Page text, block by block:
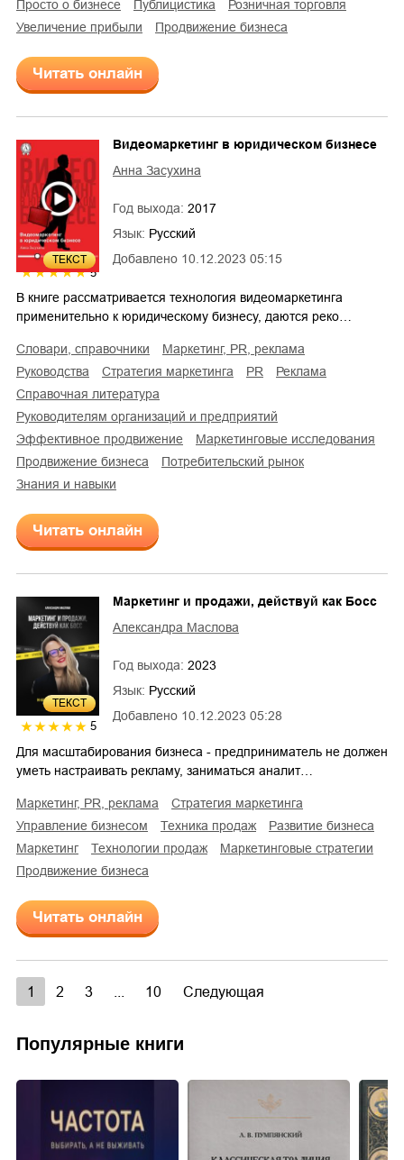
просто о бизнесе
публицистика
розничная торговля
увеличение прибыли
продвижение бизнеса
Читать онлайн
ТЕКСТ
5
Добавлено 10.12.2023 05:15
Видеомаркетинг в юридическом бизнесе
Анна Засухина
Год выхода: 2017
Язык: Русский
В книге рассматривается технология видеомаркетинга
применительно к юридическому бизнесу, даются реко…
словари, справочники
маркетинг, PR, реклама
руководства
стратегия маркетинга PR
реклама
справочная литература
руководителям организаций и предприятий
эффективное продвижение
маркетинговые исследования
продвижение бизнеса
потребительский рынок
знания и навыки
Читать онлайн
ТЕКСТ
5
Добавлено 10.12.2023 05:28
Маркетинг и продажи, действуй как Босс
Александра Маслова
Год выхода: 2023
Язык: Русский
Для масштабирования бизнеса - предприниматель не должен
уметь настраивать рекламу, заниматься аналит…
маркетинг, PR, реклама
стратегия маркетинга
управление бизнесом
техника продаж
развитие бизнеса
маркетинг
технологии продаж
маркетинговые стратегии
продвижение бизнеса
Читать онлайн
1 2 3 10 Следующая
Популярные книги